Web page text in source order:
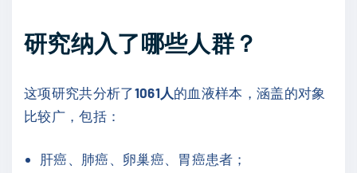
研究纳入了哪些人群？
这项研究共分析了1061人 的血液样本，涵盖的对象
比较广，包括：
肝癌、肺癌、卵巢癌、胃癌患者；